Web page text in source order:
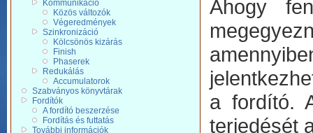
Kommunikáció
Közös változók
Végeredmények
Szinkronizáció
Kölcsönös kizárás
Finish
Phaserek
Redukálás
Accumulatorok
Szabványos könyvtárak
Fordítók
A fordító beszerzése
Fordítás és futtatás
További információk
Ahogy
a fordító.
terjedését